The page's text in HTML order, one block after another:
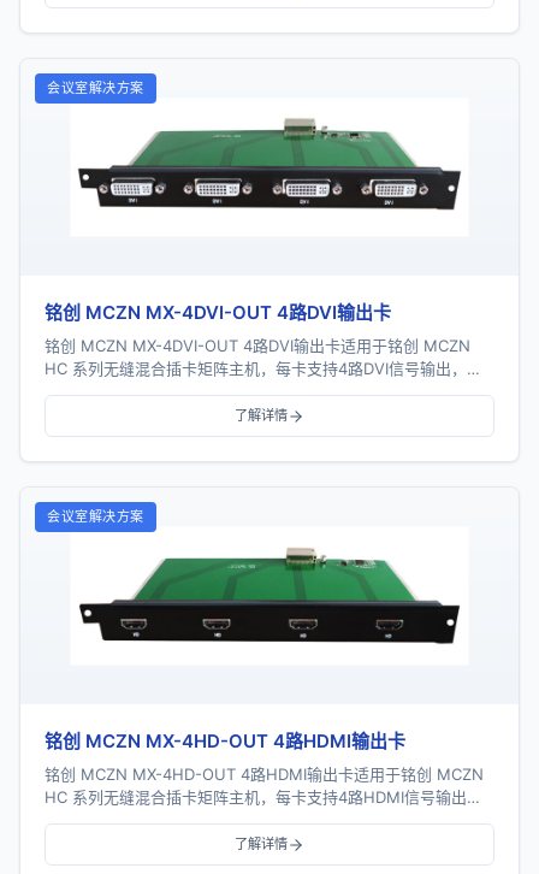
会议室解决方案
铭创 MCZN MX-4DVI-OUT 4路DVI输出卡
铭创 MCZN MX-4DVI-OUT 4路DVI输出卡适用于铭创 MCZN
HC 系列无缝混合插卡矩阵主机，每卡支持4路DVI信号输出，采
用一卡四路插卡式结构...
了解详情
会议室解决方案
铭创 MCZN MX-4HD-OUT 4路HDMI输出卡
铭创 MCZN MX-4HD-OUT 4路HDMI输出卡适用于铭创 MCZN
HC 系列无缝混合插卡矩阵主机，每卡支持4路HDMI信号输出，
采用一卡四路插卡式结...
了解详情